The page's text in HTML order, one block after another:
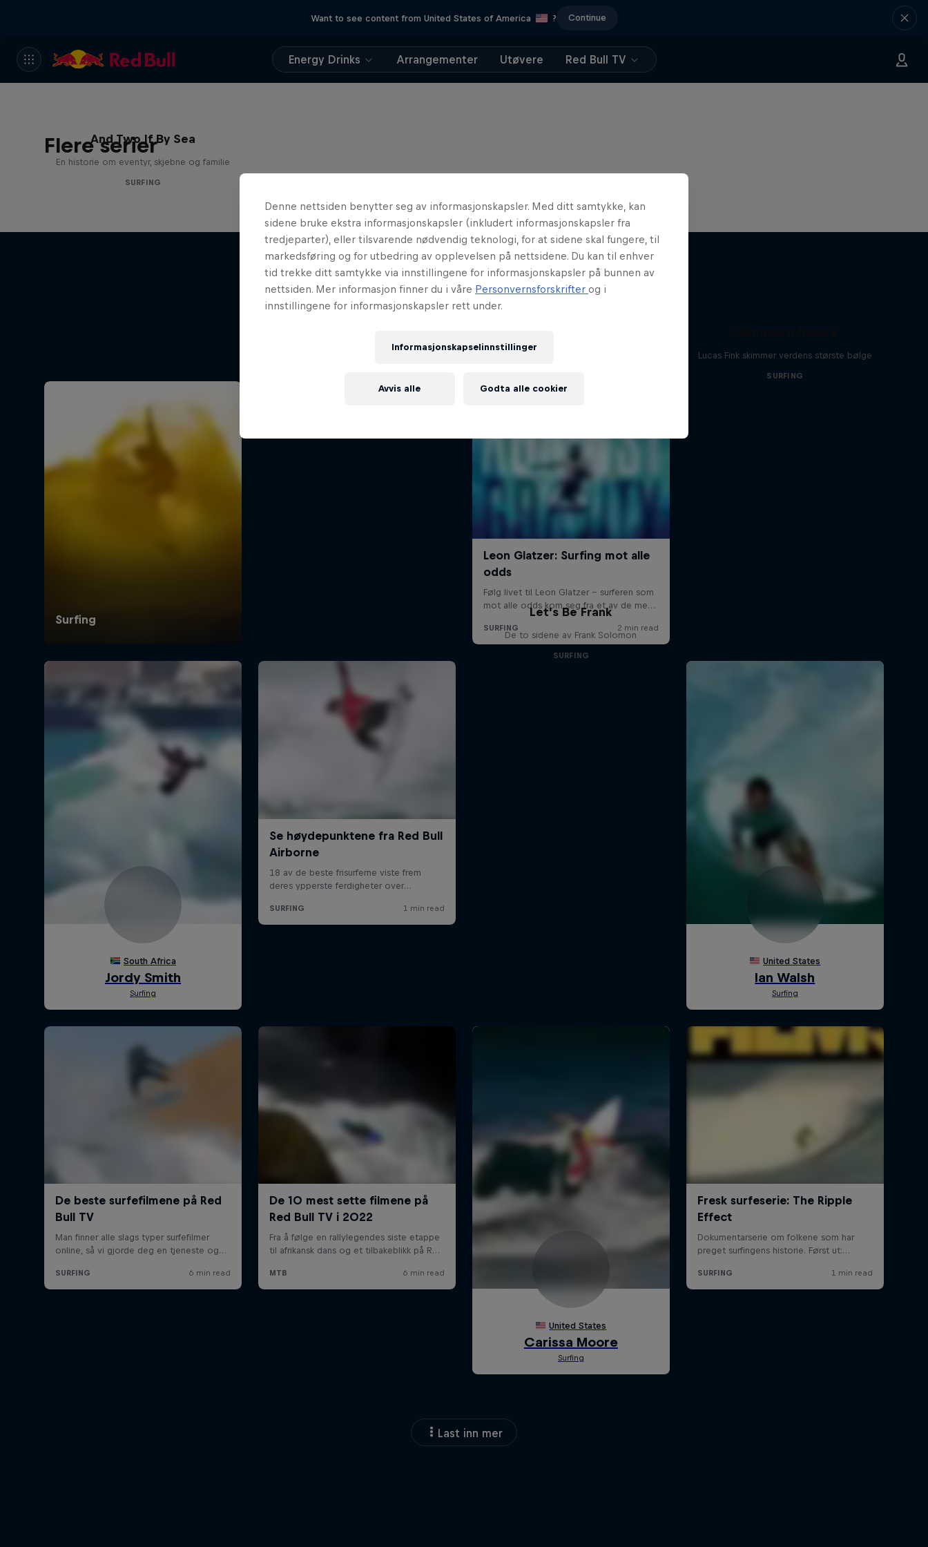
Want to see content from United States of America ? Continue
Energy Drinks Arrangementer Utøvere Red Bull TV
Flere serier
And Two If By Sea
En historie om eventyr, skjebne og familie
SURFING
Lucas Fink skimmer verdens største bølge
SURFING
Let's Be Frank
De to sidene av Frank Solomon
SURFING
Last inn mer
Denne nettsiden benytter seg av informasjonskapsler. Med ditt samtykke, kan
sidene bruke ekstra informasjonskapsler (inkludert informasjonskapsler fra
tredjeparter), eller tilsvarende nødvendig teknologi, for at sidene skal fungere, til
markedsføring og for utbedring av opplevelsen på nettsidene. Du kan til enhver
tid trekke ditt samtykke via innstillingene for informasjonskapsler på bunnen av
nettsiden. Mer informasjon finner du i våre Personvernsforskrifter og i
innstillingene for informasjonskapsler rett under.
Informasjonskapselinnstillinger
Avvis alle Godta alle cookier